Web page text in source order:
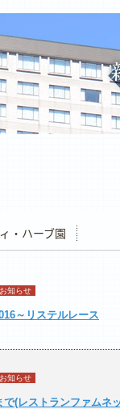
お知らせ
～リステルレース
お知らせ
で(レストランファムネ